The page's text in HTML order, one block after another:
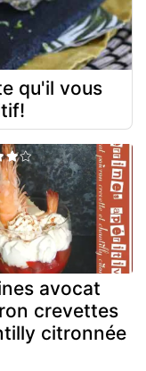
qu'il vous
avocat
crevettes
citronnée